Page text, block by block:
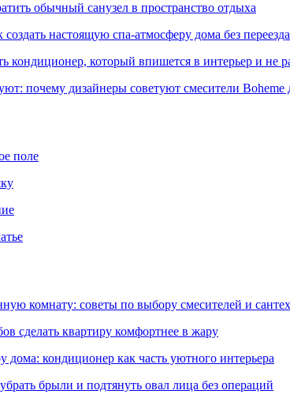
обычный санузел в пространство отдыха
настоящую спа-атмосферу дома без
кондиционер, который впишется в интерьер и не
почему дизайнеры советуют смесители
поле
комнату: советы по выбору смесителей и
сделать квартиру комфортнее в жару
кондиционер как часть уютного интерьера
брыли и подтянуть овал лица без операций